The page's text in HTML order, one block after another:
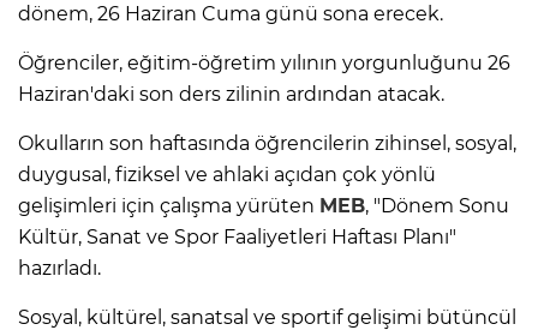
dönem, 26 Haziran Cuma günü sona erecek.
Öğrenciler, eğitim-öğretim yılının yorgunluğunu 26
Haziran'daki son ders zilinin ardından atacak.
Okulların son haftasında öğrencilerin zihinsel, sosyal,
duygusal, fiziksel ve ahlaki açıdan çok yönlü
gelişimleri için çalışma yürüten MEB, "Dönem Sonu
Kültür, Sanat ve Spor Faaliyetleri Haftası Planı"
hazırladı.
Sosyal, kültürel, sanatsal ve sportif gelişimi bütüncül